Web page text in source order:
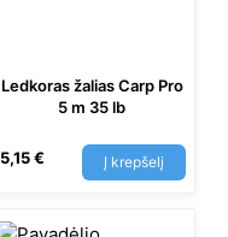
Ledkoras žalias Carp Pro
5 m 35 lb
5,15€ Į krepšelį